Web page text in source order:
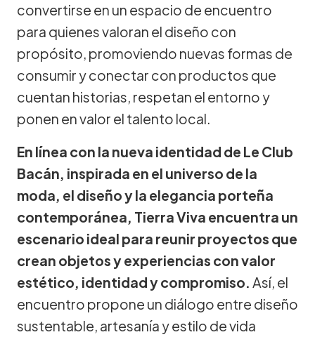
convertirse en un espacio de encuentro
para quienes valoran el diseño con
propósito, promoviendo nuevas formas de
consumir y conectar con productos que
cuentan historias, respetan el entorno y
ponen en valor el talento local.
En línea con la nueva identidad de Le Club
Bacán, inspirada en el universo de la
moda, el diseño y la elegancia porteña
contemporánea, Tierra Viva encuentra un
escenario ideal para reunir proyectos que
crean objetos y experiencias con valor
estético, identidad y compromiso. Así, el
encuentro propone un diálogo entre diseño
sustentable, artesanía y estilo de vida